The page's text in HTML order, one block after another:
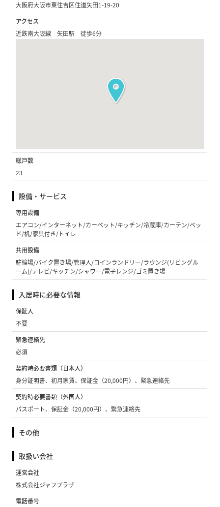
大阪府大阪市東住吉区住道矢田1-19-20
アクセス
近鉄南大阪線 矢田駅 徒歩6分
総戸数
23
設備・サービス
専用設備
エアコン/インターネット/カーペット/キッチン/冷蔵庫/カーテン/ベッ
ド/机/家具付き/トイレ
共用設備
駐輪場/バイク置き場/管理人/コインランドリー/ラウンジ(リビングル
ーム)/テレビ/キッチン/シャワー/電子レンジ/ゴミ置き場
入居時に必要な情報
保証人
不要
緊急連絡先
必須
契約時必要書類（日本人）
身分証明書、初月家賃、保証金（20,000円）、緊急連絡先
契約時必要書類（外国人）
パスポート、保証金（20,000円）、緊急連絡先
その他
取扱い会社
運営会社
株式会社ジャフプラザ
電話番号